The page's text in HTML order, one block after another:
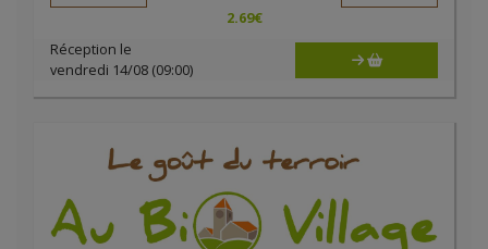
2.69€
Réception le
vendredi 14/08 (09:00)